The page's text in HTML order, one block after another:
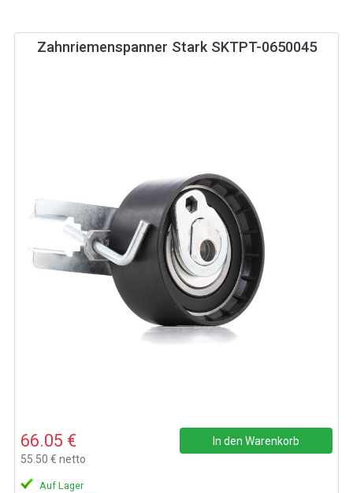
Zahnriemenspanner Stark SKTPT-0650045
66.05 €
55.50 € netto
In den Warenkorb
Auf Lager